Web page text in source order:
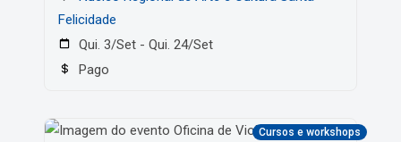
Felicidade
Qui. 3/Set - Qui. 24/Set
Pago
Cursos e workshops